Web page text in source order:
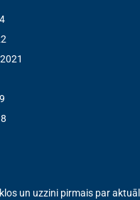
un uzzini pirmais par